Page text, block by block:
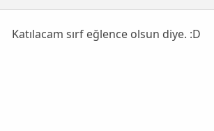
Katılacam sırf eğlence olsun diye. :D